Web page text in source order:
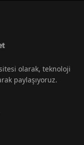
olarak, teknoloji
paylaşıyoruz.